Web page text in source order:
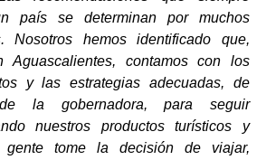
país se determinan por muchos
Nosotros hemos identificado que,
Aguascalientes, contamos con los
y las estrategias adecuadas, de
la gobernadora, para seguir
nuestros productos turísticos y
tome la decisión de viajar,